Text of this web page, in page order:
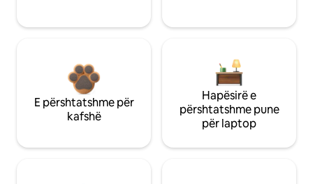
E përshtatshme për
kafshë
Hapësirë e
përshtatshme pune
për laptop